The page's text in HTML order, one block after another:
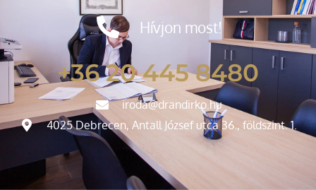
Hívjon most!
+36 20 445 8480
iroda@drandirko.hu
4025 Debrecen, Antall József utca 36., földszint. 1.